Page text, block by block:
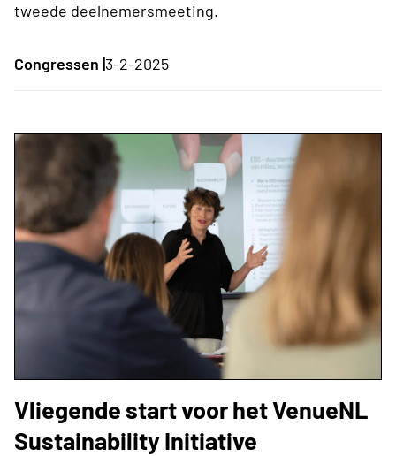
tweede deelnemersmeeting.
Congressen |3-2-2025
Vliegende start voor het VenueNL
Sustainability Initiative